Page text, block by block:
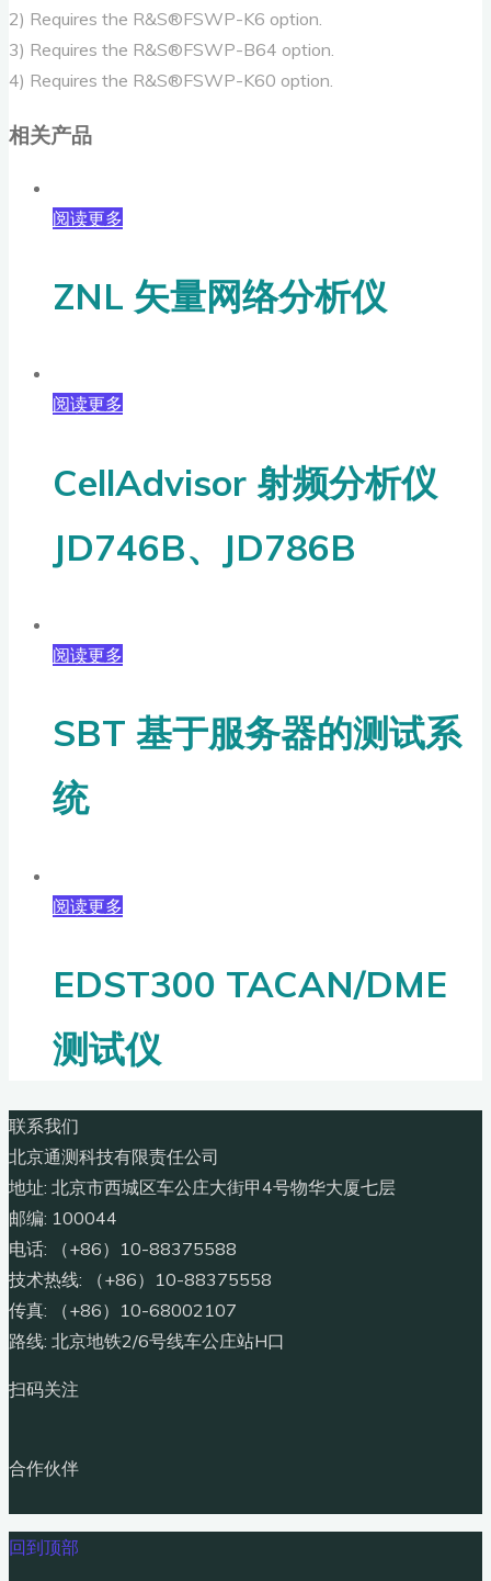
2) Requires the R&S®FSWP-K6 option.
3) Requires the R&S®FSWP-B64 option.
4) Requires the R&S®FSWP-K60 option.
相关产品
阅读更多
ZNL 矢量网络分析仪
阅读更多
CellAdvisor 射频分析仪
JD746B、JD786B
阅读更多
SBT 基于服务器的测试系
统
阅读更多
EDST300 TACAN/DME
测试仪
联系我们
北京通测科技有限责任公司
地址: 北京市西城区车公庄大街甲4号物华大厦七层
邮编: 100044
电话: （+86）10-88375588
技术热线: （+86）10-88375558
传真: （+86）10-68002107
路线: 北京地铁2/6号线车公庄站H口
扫码关注
合作伙伴
回到顶部